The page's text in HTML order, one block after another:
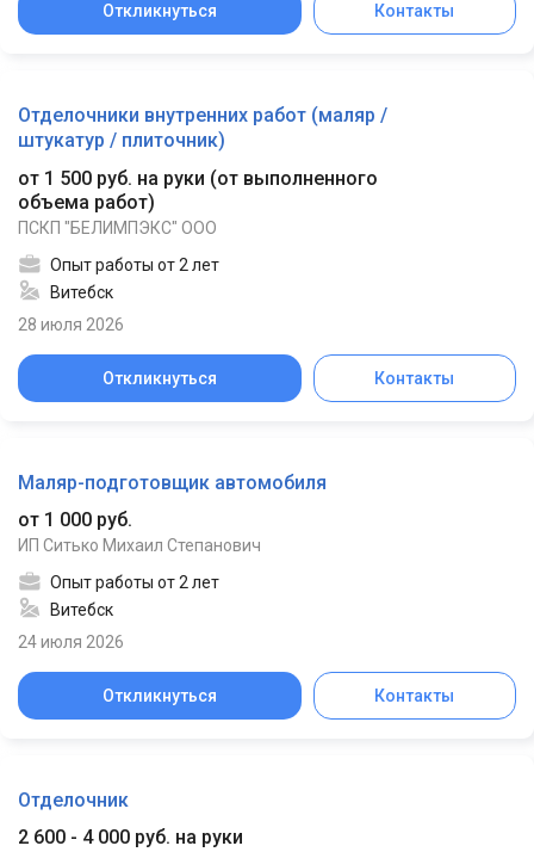
Откликнуться Контакты
Отделочники внутренних работ (маляр /
штукатур / плиточник)
от 1 500 руб. на руки (от выполненного
объема работ)
ПСКП "БЕЛИМПЭКС" ООО
Опыт работы от 2 лет
Витебск
28 июля 2026
Откликнуться Контакты
Маляр-подготовщик автомобиля
от 1 000 руб.
ИП Ситько Михаил Степанович
Опыт работы от 2 лет
Витебск
24 июля 2026
Откликнуться Контакты
Отделочник
2 600 - 4 000 руб. на руки